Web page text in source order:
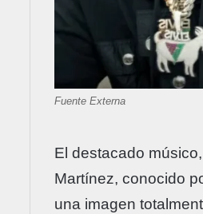
Fuente Externa
El destacado
Martínez, conocido
una imagen